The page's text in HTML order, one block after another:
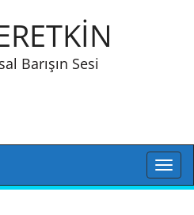
Barışın Sesi
Toggle